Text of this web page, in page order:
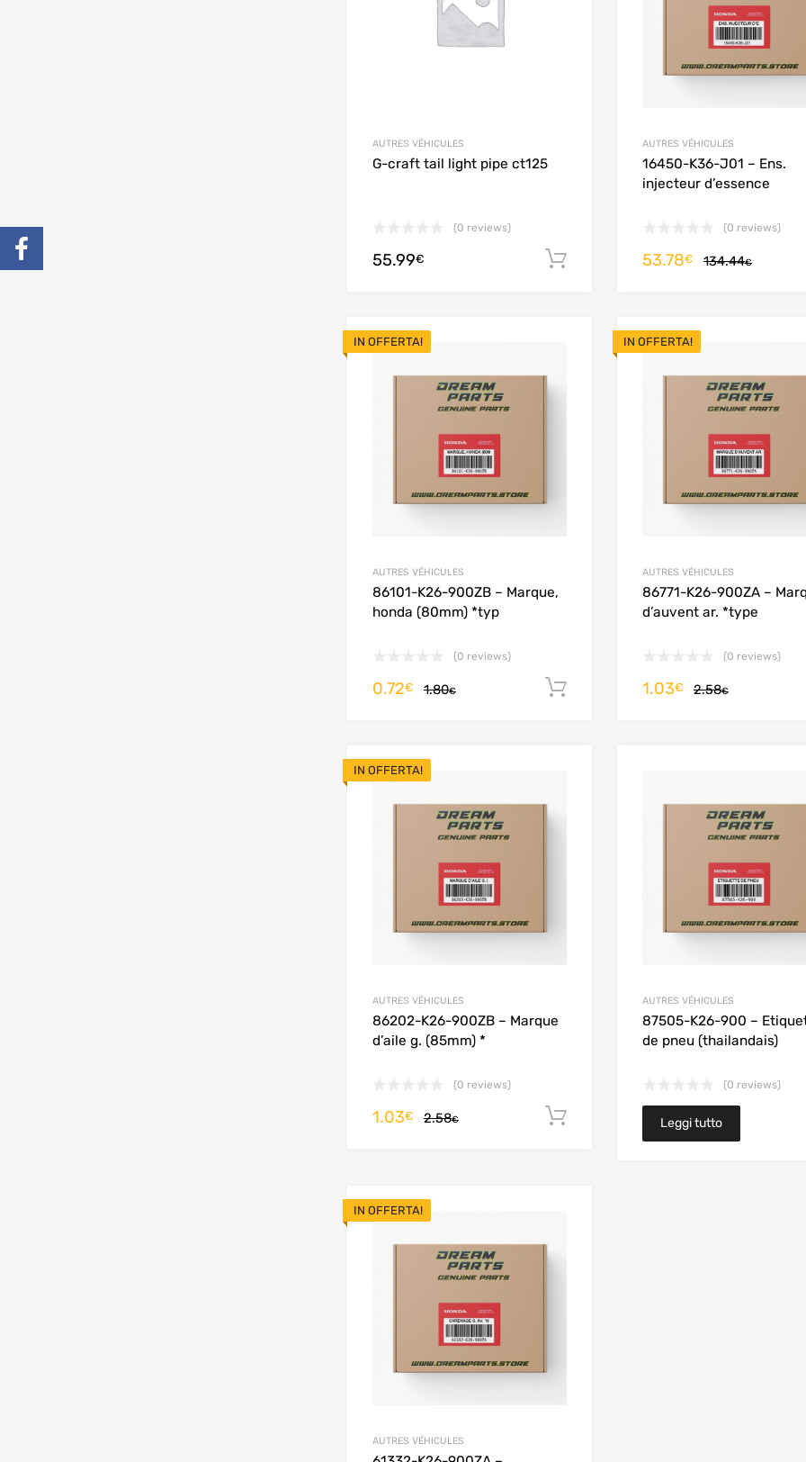
AUTRES VÉHICULES
G-craft tail light pipe ct125
(0 reviews)
55.99€ Aggiungi al carrello
AUTRES VÉHICULES
16450-K36-J01 – Ens.
injecteur d’essence
(0 reviews)
134.44€
53.78€
IN OFFERTA!
Add to Wishlist
AUTRES VÉHICULES
86101-K26-900ZB – Marque,
honda (80mm) *typ
(0 reviews)
1.80€
0.72€ Aggiungi al carrello
IN OFFERTA!
AUTRES VÉHICULES
86771-K26-900ZA –
d’auvent ar. *type
(0 reviews)
2.58€
1.03€
IN OFFERTA!
AUTRES VÉHICULES
86202-K26-900ZB – Marque
d’aile g. (85mm) *
(0 reviews)
2.58€
1.03€ Aggiungi al carrello
AUTRES VÉHICULES
87505-K26-900 –
de pneu (thailandais)
(0 reviews)
Leggi tutto
IN OFFERTA!
AUTRES VÉHICULES